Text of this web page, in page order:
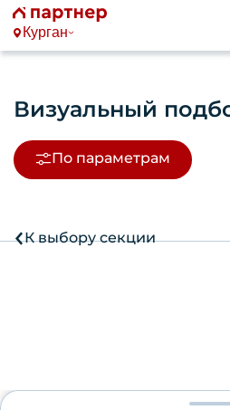
Курган
Визуальный
По параметрам
К выбору секции